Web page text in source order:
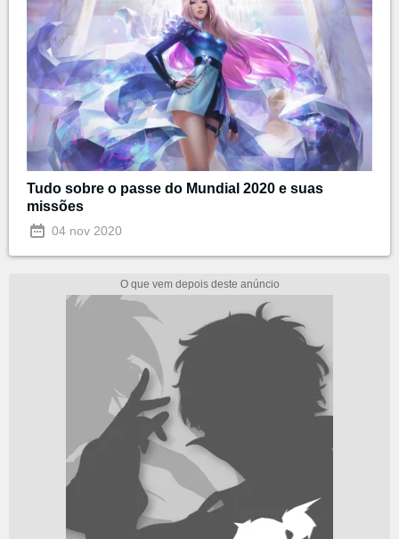
Tudo sobre o passe do Mundial 2020 e suas
missões
04 nov 2020